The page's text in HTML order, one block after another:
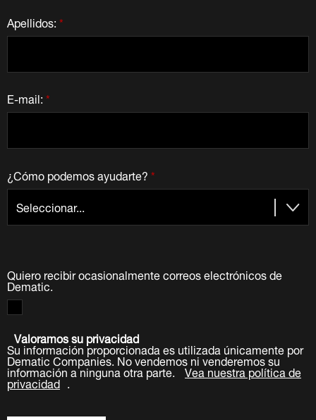
*
Apellidos:
*
E-mail:
*
¿Cómo podemos ayudarte?
Quiero recibir ocasionalmente correos electrónicos de
Dematic.
Valoramos su privacidad
Su información proporcionada es utilizada únicamente por
Dematic Companies. No vendemos ni venderemos su
información a ninguna otra parte. Vea nuestra política de
privacidad .